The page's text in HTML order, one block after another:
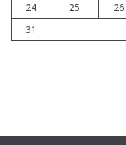
24
25 26
31